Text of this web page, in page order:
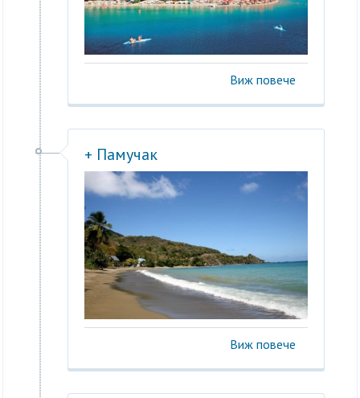
Виж повече
+ Памучак
Виж повече